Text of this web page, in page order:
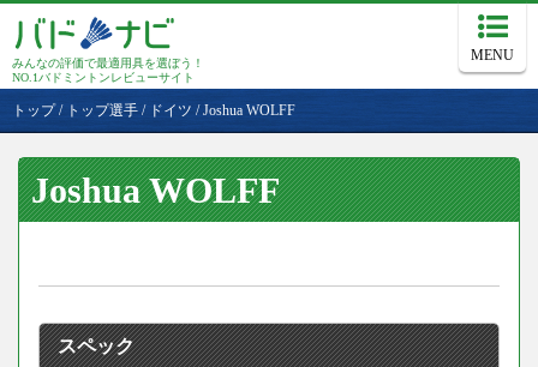
みんなの評価で最適用具を選ぼう！
NO.1バドミントンレビューサイト
MENU
トップ/ トップ選手 / ドイツ /Joshua WOLFF
Joshua WOLFF
スペック